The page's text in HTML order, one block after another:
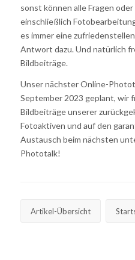
sonst können alle Fragen
einschließlich
es immer eine
Antwort dazu. Und natürlich
Bildbeiträge.
Unser nächster Online-
September 2023 geplant, wir
Bildbeiträge unserer
Fotoaktiven und auf den
Austausch beim nächsten
Phototalk!
Artikel-Übersicht